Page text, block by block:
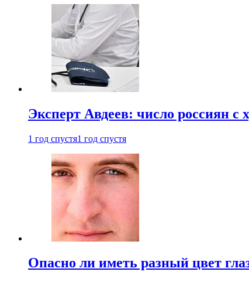
Эксперт Авдеев: число россиян с
1 год спустя1 год спустя
Опасно ли иметь разный цвет